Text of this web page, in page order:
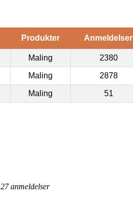
Produkter Anmeldelser
Maling 2380
Maling 2878
Maling 51
27anmeldelser